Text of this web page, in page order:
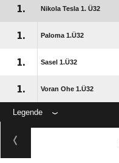
1. Nikola Tesla 1. Ü32
1. Paloma 1.Ü32
1. Sasel 1.Ü32
1. Voran Ohe 1.Ü32
Legende